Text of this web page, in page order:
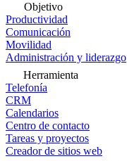
Objetivo
Productividad
Comunicación
Movilidad
Administración y liderazgo
Herramienta
Telefonía
CRM
Calendarios
Centro de contacto
Tareas y proyectos
Creador de sitios web